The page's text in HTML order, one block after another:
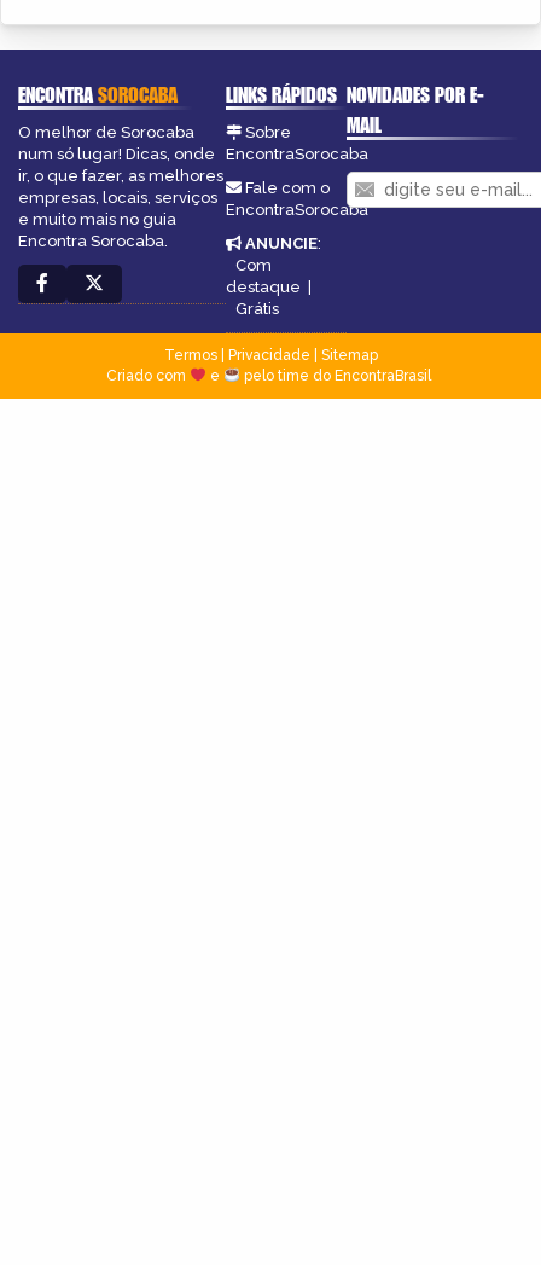
ENCONTRASOROCABA
O melhor de Sorocaba
num só lugar! Dicas, onde
ir, o que fazer, as melhores
empresas, locais, serviços
e muito mais no guia
Encontra Sorocaba.
LINKS RÁPIDOS
Sobre
EncontraSorocaba
Fale com o
EncontraSorocaba
ANUNCIE:
Com
destaque |
Grátis
NOVIDADES POR E-
MAIL
Termos| Privacidade
Sitemap
Criado com
e pelo time do EncontraBrasil